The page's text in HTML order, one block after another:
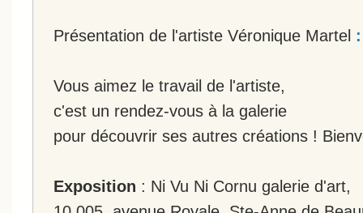
Présentation de l'artiste Véronique Martel
Vous aimez le travail de l'artiste,
c'est un rendez-vous à la galerie
pour découvrir ses autres créations !
Exposition : Ni Vu Ni Cornu galerie d'art,